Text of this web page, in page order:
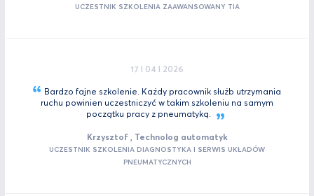
UCZESTNIK SZKOLENIA ZAAWANSOWANY TIA
17 I 04 I 2026
Bardzo fajne szkolenie. Każdy pracownik służb utrzymania
ruchu powinien uczestniczyć w takim szkoleniu na samym
początku pracy z pneumatyką.
Krzysztof , Technolog automatyk
UCZESTNIK SZKOLENIA DIAGNOSTYKA I SERWIS UKŁADÓW
PNEUMATYCZNYCH